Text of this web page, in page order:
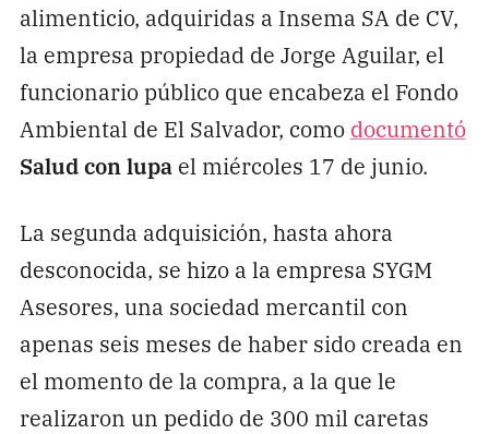
alimenticio, adquiridas a Insema SA de CV,
la empresa propiedad de Jorge Aguilar, el
funcionario público que encabeza el Fondo
Ambiental de El Salvador, como documentó
Salud con lupael miércoles 17 de junio.
La segunda adquisición, hasta ahora
desconocida, se hizo a la empresa SYGM
Asesores, una sociedad mercantil con
apenas seis meses de haber sido creada en
el momento de la compra, a la que le
realizaron un pedido de 300 mil caretas